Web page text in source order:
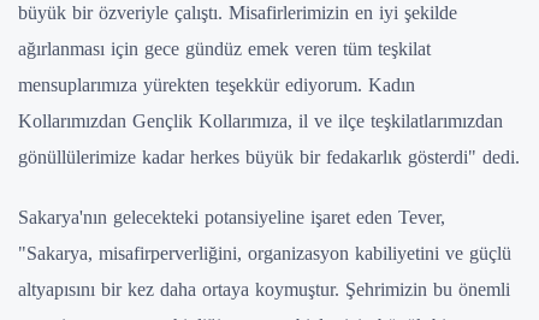
büyük bir özveriyle çalıştı. Misafirlerimizin en iyi şekilde
ağırlanması için gece gündüz emek veren tüm teşkilat
mensuplarımıza yürekten teşekkür ediyorum. Kadın
Kollarımızdan Gençlik Kollarımıza, il ve ilçe teşkilatlarımızdan
gönüllülerimize kadar herkes büyük bir fedakarlık gösterdi" dedi.
Sakarya'nın gelecekteki potansiyeline işaret eden Tever,
"Sakarya, misafirperverliğini, organizasyon kabiliyetini ve güçlü
altyapısını bir kez daha ortaya koymuştur. Şehrimizin bu önemli